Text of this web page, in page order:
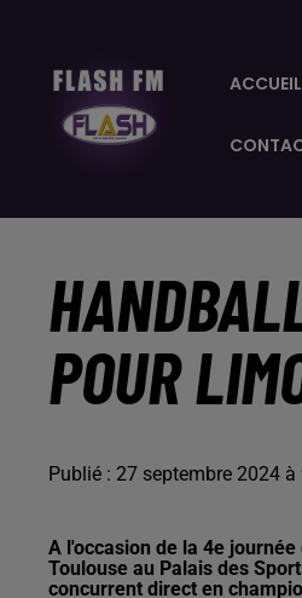
ACCUEIL
POUR
Publié : 27 septembre 2024
A l'occasion de la 4e
Toulouse au Palais des
concurrent direct en